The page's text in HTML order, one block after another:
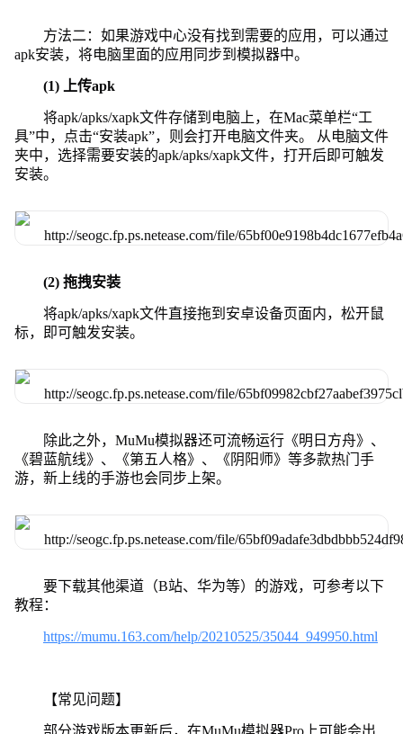
方法二：如果游戏中心没有找到需要的应用，可以通过
apk安装，将电脑里面的应用同步到模拟器中。
(1) 上传apk
将apk/apks/xapk文件存储到电脑上，在Mac菜单栏“工
具”中，点击“安装apk”，则会打开电脑文件夹。 从电脑文件
夹中，选择需要安装的apk/apks/xapk文件，打开后即可触发
安装。
(2) 拖拽安装
将apk/apks/xapk文件直接拖到安卓设备页面内，松开鼠
标，即可触发安装。
除此之外，MuMu模拟器还可流畅运行《明日方舟》、
《碧蓝航线》、《第五人格》、《阴阳师》等多款热门手
游，新上线的手游也会同步上架。
要下载其他渠道（B站、华为等）的游戏，可参考以下
教程：
https://mumu.163.com/help/20210525/35044_949950.html
【常见问题】
部分游戏版本更新后，在MuMu模拟器Pro上可能会出